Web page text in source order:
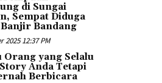
di Sungai
Sempat Diduga
Bandang
2025 12:37 PM
Orang yang Selalu
Anda Tetapi
Berbicara